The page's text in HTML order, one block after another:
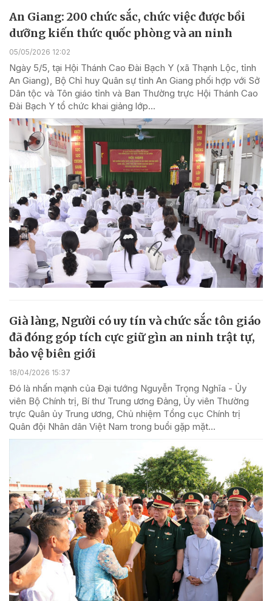
An Giang: 200 chức sắc, chức việc được bồi
dưỡng kiến thức quốc phòng và an ninh
05/05/2026 12:02
Ngày 5/5, tại Hội Thánh Cao Đài Bạch Y (xã Thạnh Lộc, tỉnh
An Giang), Bộ Chỉ huy Quân sự tỉnh An Giang phối hợp với Sở
Dân tộc và Tôn giáo tỉnh và Ban Thường trực Hội Thánh Cao
Đài Bạch Y tổ chức khai giảng lớp...
Già làng, Người có uy tín và chức sắc tôn giáo
đã đóng góp tích cực giữ gìn an ninh trật tự,
bảo vệ biên giới
18/04/2026 15:37
Đó là nhấn mạnh của Đại tướng Nguyễn Trọng Nghĩa - Ủy
viên Bộ Chính trị, Bí thư Trung ương Đảng, Ủy viên Thường
trực Quân ủy Trung ương, Chủ nhiệm Tổng cục Chính trị
Quân đội Nhân dân Việt Nam trong buổi gặp mặt...